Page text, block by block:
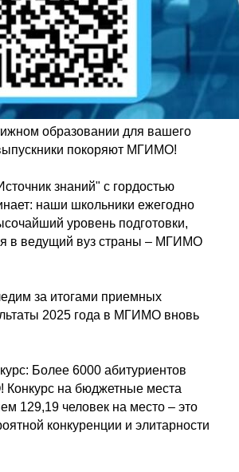
образовании для вашего
покоряют МГИМО!
знаний" с гордостью
наши школьники ежегодно
уровень подготовки,
в ведущий вуз страны – МГИМО
за итогами приемных
2025 года в МГИМО вновь
Более 6000 абитуриентов
на бюджетные места
129,19 человек на место – это
конкуренции и элитарности